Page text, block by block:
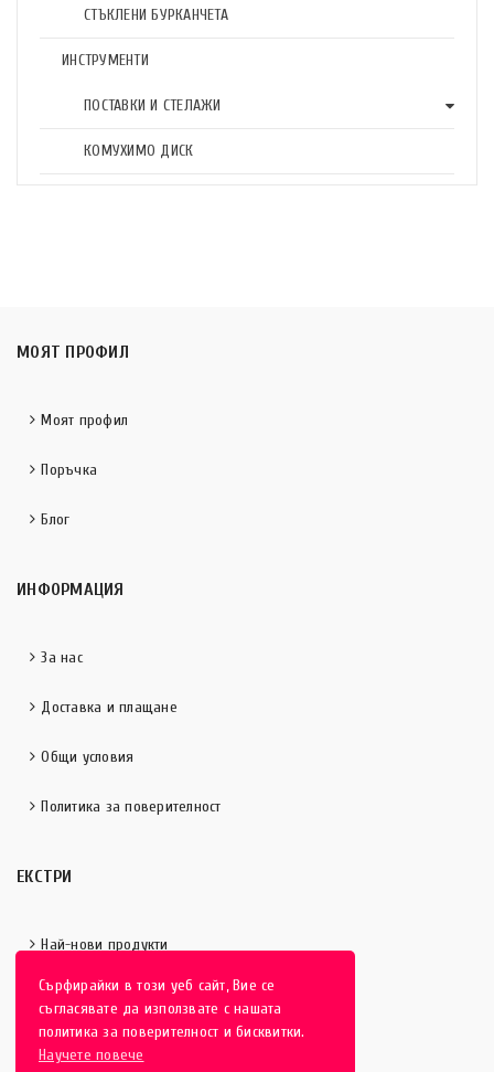
Сърфирайки в този уеб сайт, Вие се
съгласявате да използвате с нашата
политика за поверителност и бисквитки.
Научете повече
СТЪКЛЕНИ БУРКАНЧЕТА
ИНСТРУМЕНТИ
ПОСТАВКИ И СТЕЛАЖИ
КОМУХИМО ДИСК
МОЯТ ПРОФИЛ
Моят профил
Поръчка
Блог
ИНФОРМАЦИЯ
За нас
Доставка и плащане
Общи условия
Политика за поверителност
ЕКСТРИ
Най-нови продукти
Отличени продукти